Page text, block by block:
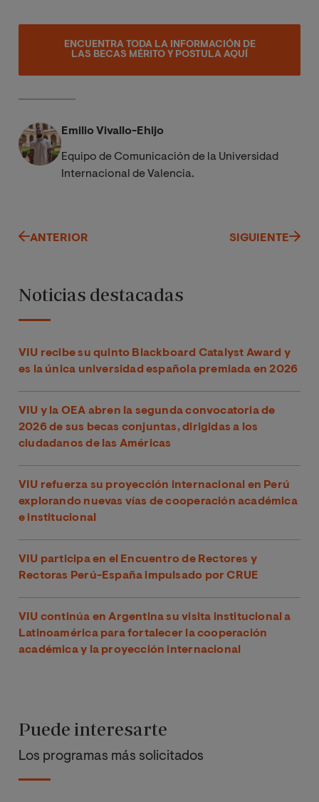
ENCUENTRA TODA LA INFORMACIÓN DE
LAS BECAS MÉRITO Y POSTULA AQUÍ
Emilio Vivallo-Ehijo
Equipo de Comunicación de la Universidad
Internacional de Valencia.
ANTERIOR SIGUIENTE
Noticias destacadas
VIU recibe su quinto Blackboard Catalyst Award y
es la única universidad española premiada en 2026
VIU y la OEA abren la segunda convocatoria de
2026 de sus becas conjuntas, dirigidas a los
ciudadanos de las Américas
VIU refuerza su proyección internacional en Perú
explorando nuevas vías de cooperación académica
e institucional
VIU participa en el Encuentro de Rectores y
Rectoras Perú-España impulsado por CRUE
VIU continúa en Argentina su visita institucional a
Latinoamérica para fortalecer la cooperación
académica y la proyección internacional
Puede interesarte
Los programas más solicitados